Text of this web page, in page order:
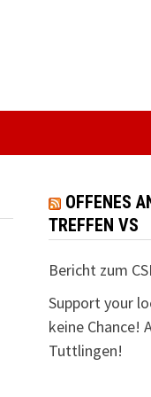
OFFENES
TREFFEN VS
Bericht zum
Support your
keine Chance!
Tuttlingen!